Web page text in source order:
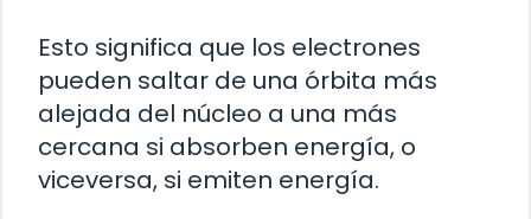
Esto significa que los electrones
pueden saltar de una órbita más
alejada del núcleo a una más
cercana si absorben energía, o
viceversa, si emiten energía.